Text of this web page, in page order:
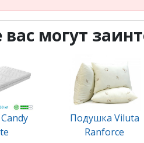
могут
Подушка Viluta
Ranforce